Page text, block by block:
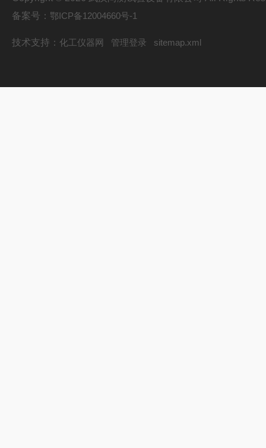
备案号： 鄂ICP备12004660号-1
技术支持： 化工仪器网 管理登录 sitemap.xml